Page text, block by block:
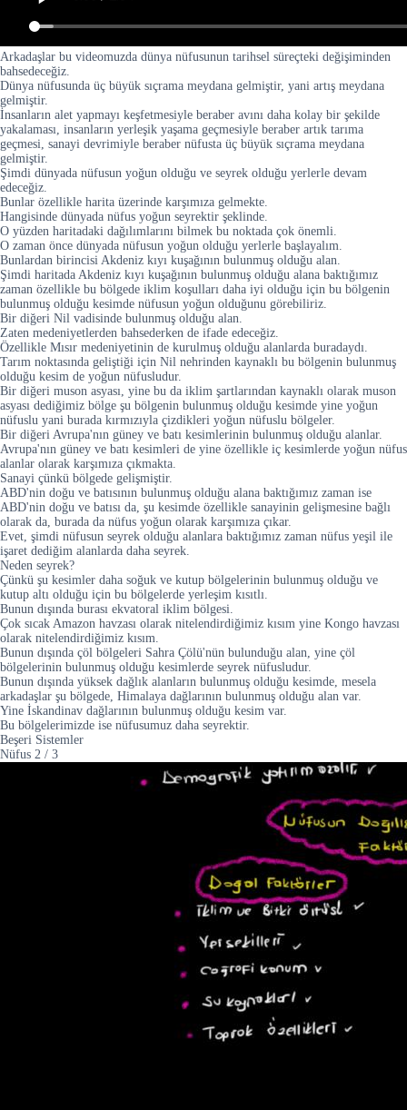
Arkadaşlar bu videomuzda dünya nüfusunun tarihsel süreçteki değişiminden
bahsedeceğiz.
Dünya nüfusunda üç büyük sıçrama meydana gelmiştir, yani artış meydana
gelmiştir.
İnsanların alet yapmayı keşfetmesiyle beraber avını daha kolay bir şekilde
yakalaması, insanların yerleşik yaşama geçmesiyle beraber artık tarıma
geçmesi, sanayi devrimiyle beraber nüfusta üç büyük sıçrama meydana
gelmiştir.
Şimdi dünyada nüfusun yoğun olduğu ve seyrek olduğu yerlerle devam
edeceğiz.
Bunlar özellikle harita üzerinde karşımıza gelmekte.
Hangisinde dünyada nüfus yoğun seyrektir şeklinde.
O yüzden haritadaki dağılımlarını bilmek bu noktada çok önemli.
O zaman önce dünyada nüfusun yoğun olduğu yerlerle başlayalım.
Bunlardan birincisi Akdeniz kıyı kuşağının bulunmuş olduğu alan.
Şimdi haritada Akdeniz kıyı kuşağının bulunmuş olduğu alana baktığımız
zaman özellikle bu bölgede iklim koşulları daha iyi olduğu için bu bölgenin
bulunmuş olduğu kesimde nüfusun yoğun olduğunu görebiliriz.
Bir diğeri Nil vadisinde bulunmuş olduğu alan.
Zaten medeniyetlerden bahsederken de ifade edeceğiz.
Özellikle Mısır medeniyetinin de kurulmuş olduğu alanlarda buradaydı.
Tarım noktasında geliştiği için Nil nehrinden kaynaklı bu bölgenin bulunmuş
olduğu kesim de yoğun nüfusludur.
Bir diğeri muson asyası, yine bu da iklim şartlarından kaynaklı olarak muson
asyası dediğimiz bölge şu bölgenin bulunmuş olduğu kesimde yine yoğun
nüfuslu yani burada kırmızıyla çizdikleri yoğun nüfuslu bölgeler.
Bir diğeri Avrupa'nın güney ve batı kesimlerinin bulunmuş olduğu alanlar.
Avrupa'nın güney ve batı kesimleri de yine özellikle iç kesimlerde yoğun nüfus
alanlar olarak karşımıza çıkmakta.
Sanayi çünkü bölgede gelişmiştir.
ABD'nin doğu ve batısının bulunmuş olduğu alana baktığımız zaman ise
ABD'nin doğu ve batısı da, şu kesimde özellikle sanayinin gelişmesine bağlı
olarak da, burada da nüfus yoğun olarak karşımıza çıkar.
Evet, şimdi nüfusun seyrek olduğu alanlara baktığımız zaman nüfus yeşil ile
işaret dediğim alanlarda daha seyrek.
Neden seyrek?
Çünkü şu kesimler daha soğuk ve kutup bölgelerinin bulunmuş olduğu ve
kutup altı olduğu için bu bölgelerde yerleşim kısıtlı.
Bunun dışında burası ekvatoral iklim bölgesi.
Çok sıcak Amazon havzası olarak nitelendirdiğimiz kısım yine Kongo havzası
olarak nitelendirdiğimiz kısım.
Bunun dışında çöl bölgeleri Sahra Çölü'nün bulunduğu alan, yine çöl
bölgelerinin bulunmuş olduğu kesimlerde seyrek nüfusludur.
Bunun dışında yüksek dağlık alanların bulunmuş olduğu kesimde, mesela
arkadaşlar şu bölgede, Himalaya dağlarının bulunmuş olduğu alan var.
Yine İskandinav dağlarının bulunmuş olduğu kesim var.
Bu bölgelerimizde ise nüfusumuz daha seyrektir.
Beşeri Sistemler
Nüfus 2 / 3